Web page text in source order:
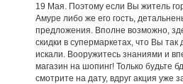
19 Мая. Поэтому если Вы житель
Амуре либо же его гость,
предложения. Вполне возможно,
скидки в супермаркетах, что Вы
искали. Вооружитесь знаниями и
магазин на шопинг! Только будьте
смотрите на дату, вдруг акция уже